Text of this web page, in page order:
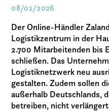
08/01/2026
Der Online-Händler
Logistikzentrum in der
2.700 Mitarbeitenden bis
schließen. Das
Logistiknetzwerk neu
gestalten. Zudem sollen
außerhalb Deutschlands,
betreiben, nicht